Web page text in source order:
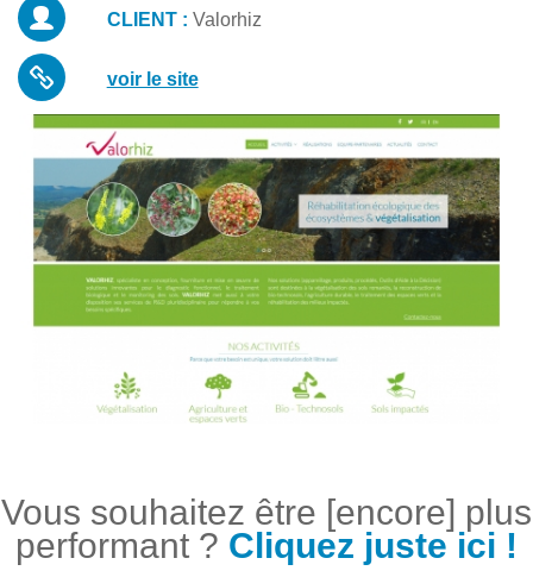
CLIENT : Valorhiz
voir le site
Vous souhaitez être [encore] plus
performant ? Cliquez juste ici !